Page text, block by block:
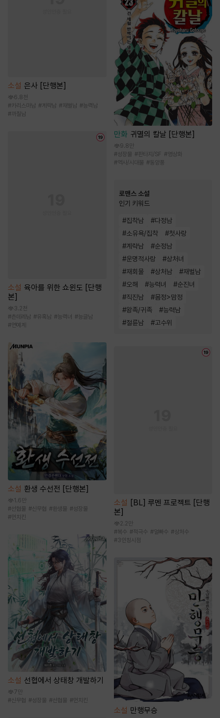
소설 은사 [단행본]
6.8천
#카리스마남 # 계략남 # 재벌남 #능력남
#까칠남
소설 육아를 위한 쇼윈도 [단행
본]
3.2천
#츤데레남 #유혹남 #능력녀 #능글남
#연예계
소설 환생 수선전 [단행본]
1.6만
#선협물 #신무협 # 환생물 #성장물
#먼치킨
소설 선협에서 상태창 개발하기
7만
#신무협 #성장물 #선협물 #먼치킨
만화 귀멸의 칼날 [단행본]
9.8만
#성장물 #판타지/SF #영상화
#역사/시대물 #동양풍
로맨스 소설
인기 키워드
#집착남 #다정남
#소유욕/집착 #첫사랑
#계략남 #순정남
#운명적사랑 #상처녀
#재회물 #상처남 #재벌남
#오해 #능력녀 #순진녀
#직진남 #몸정>맘정
#왕족/귀족 #능력남
#절륜남 #고수위
소설 [BL] 루멘 프로젝트 [단행
본]
2.2만
#복수 #적극수 #얼빠수 #상처수
#3인칭시점
소설 만행무승